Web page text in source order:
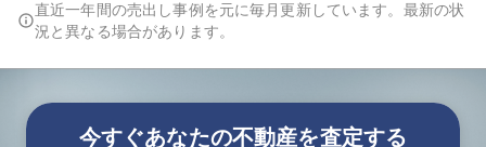
直近一年間の売出し事例を元に毎月更新しています。最新の状
況と異なる場合があります。
今すぐあなたの不動産を査定する